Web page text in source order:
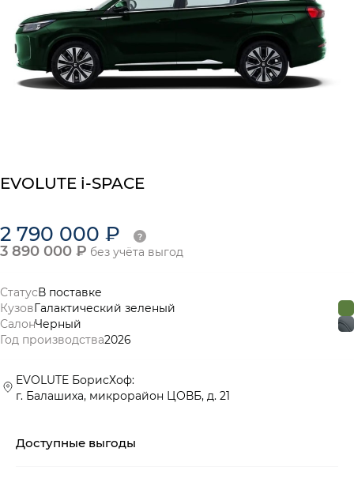
EVOLUTE i-SPACE
2 790 000 ₽
3 890 000 ₽ без учёта выгод
СтатусВ поставке
КузовГалактический зеленый
СалонЧерный
Год производства2026
EVOLUTE БорисХоф:
г. Балашиха, микрорайон ЦОВБ, д. 21
Доступные выгоды